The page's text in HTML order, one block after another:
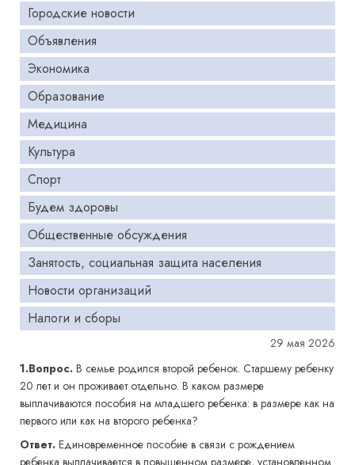
Городские новости
Объявления
Экономика
Образование
Медицина
Культура
Спорт
Будем здоровы
Общественные обсуждения
Занятость, социальная защита населения
Новости организаций
Налоги и сборы
29 мая 2026
1.Вопрос. В семье родился второй ребенок. Старшему ребенку
20 лет и он проживает отдельно. В каком размере
выплачиваются пособия на младшего ребенка: в размере как на
первого или как на второго ребенка?
Ответ. Единовременное пособие в связи с рождением